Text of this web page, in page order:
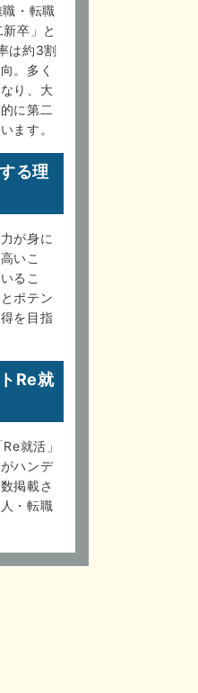
・転職
卒」と
は約3割
。多く
り、大
に第二
ます。
る理
が身に
いこ
るこ
ポテン
を目指
Re就
就活」
ハンデ
掲載さ
・転職